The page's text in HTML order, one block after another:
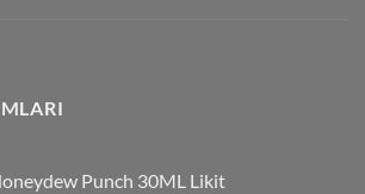
Punch 30ML Likit